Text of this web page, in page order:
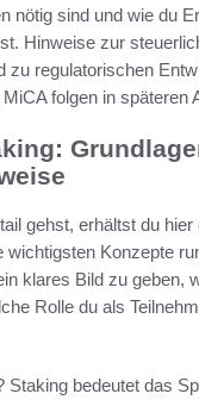
nötig sind und wie du
Hinweise zur
zu regulatorischen
folgen in späteren
gehst, erhältst du hier
wichtigsten Konzepte
klares Bild zu geben,
Rolle du als
Staking bedeutet das